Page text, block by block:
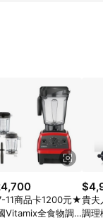
] -內接硬
之商品：商
/紅利折抵/折
饋資格： 如
費使用者，
11商品卡1200元★
Vitamix全食物調
貴夫
調理